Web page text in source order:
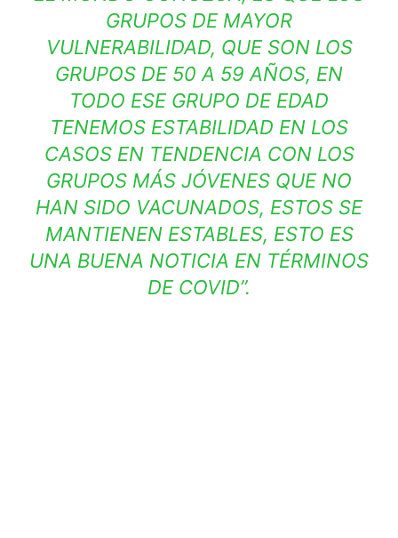
GRUPOS DE MAYOR
VULNERABILIDAD, QUE SON LOS
GRUPOS DE 50 A 59 AÑOS, EN
TODO ESE GRUPO DE EDAD
TENEMOS ESTABILIDAD EN LOS
CASOS EN TENDENCIA CON LOS
GRUPOS MÁS JÓVENES QUE NO
HAN SIDO VACUNADOS, ESTOS SE
MANTIENEN ESTABLES, ESTO ES
UNA BUENA NOTICIA EN TÉRMINOS
DE COVID”.